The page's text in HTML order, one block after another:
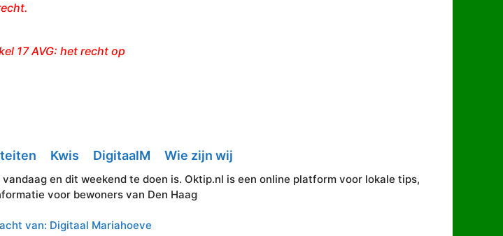
17 AVG: het recht op
Kwis DigitaalM Wie zijn wij
en dit weekend te doen is. Oktip.nl is een online platform voor lokale tips,
voor bewoners van Den Haag
van: Digitaal Mariahoeve